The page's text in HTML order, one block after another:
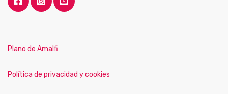
Plano de Amalfi
Política de privacidad y cookies